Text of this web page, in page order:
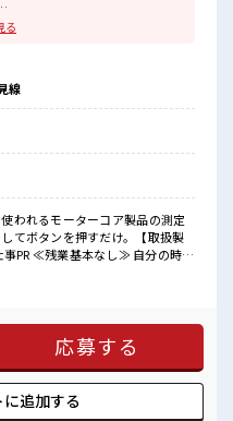
けど、
ていきましょう！
る
線
われるモーターコア製品の測定
てボタンを押すだけ。【取扱製
基本ナシのお仕事♪ オンとオフ
、 毎日の服装の悩み解消♪ ≪未
チャレンジするのは不安だけ
ています！ イチからスキルUP・
しょう！ ≪収入アップを目指せる
の雰囲気 キバツ
由！ あなたの個性を大事にでき
応募する
追加する